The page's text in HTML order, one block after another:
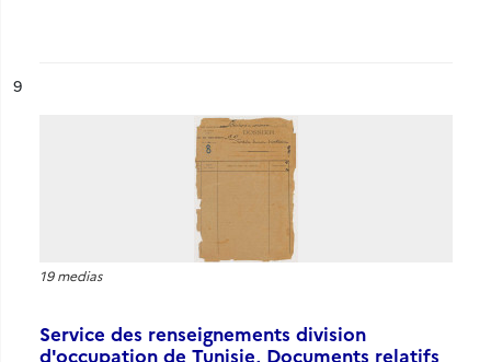
n°
9
19 medias
Service des renseignements division
d'occupation de Tunisie, Documents relatifs